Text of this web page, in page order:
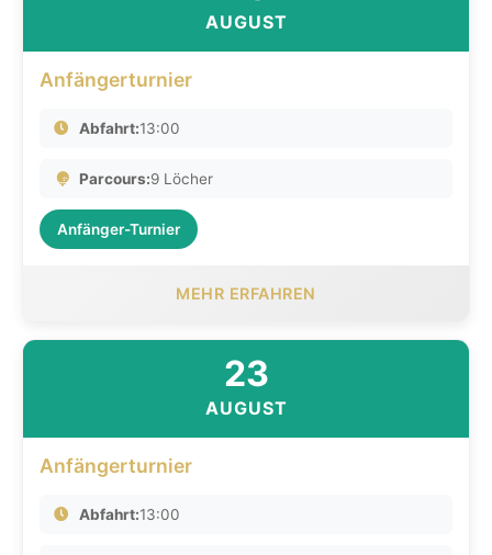
AUGUST
Anfängerturnier
Abfahrt:13:00
Parcours:9 Löcher
Anfänger-Turnier
MEHR ERFAHREN
23
AUGUST
Anfängerturnier
Abfahrt:13:00